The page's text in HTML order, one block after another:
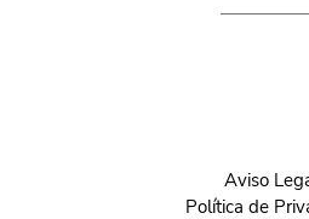
Aviso
Política de